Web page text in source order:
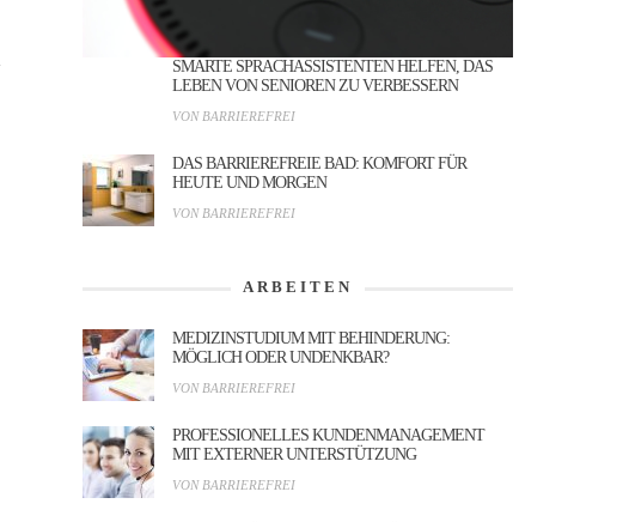
SMARTE SPRACHASSISTENTEN HELFEN, DAS
LEBEN VON SENIOREN ZU VERBESSERN
VON BARRIEREFREI
DAS BARRIEREFREIE BAD: KOMFORT FÜR
HEUTE UND MORGEN
VON BARRIEREFREI
ARBEITEN
MEDIZINSTUDIUM MIT BEHINDERUNG:
MÖGLICH ODER UNDENKBAR?
VON BARRIEREFREI
PROFESSIONELLES KUNDENMANAGEMENT
MIT EXTERNER UNTERSTÜTZUNG
VON BARRIEREFREI